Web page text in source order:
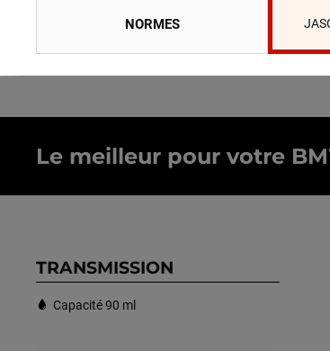
NORMES
Le meilleur pour votre
TRANSMISSION
Capacité 90 ml